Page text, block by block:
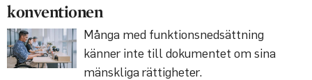
konventionen
Många med funktionsnedsättning
känner inte till dokumentet om sina
mänskliga rättigheter.